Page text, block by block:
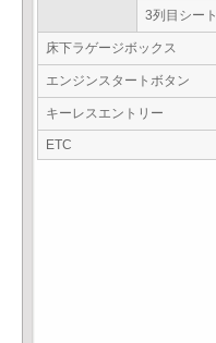
3列目シート
床下ラゲージボックス
エンジンスタートボタン
キーレスエントリー
ETC